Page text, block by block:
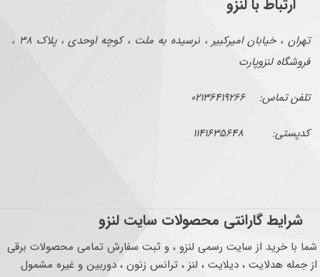
ارتباط با لنزو
تهران ، خیابان امیرکبیر ، نرسیده به ملت ، کوچه اوحدی ، پلاک ۳۸ ،
فروشگاه لنزوپارت
تلفن تماس: ۰۲۱۳۶۴۱۹۲۶۶
کدپستی: ۱۱۴۱۶۳۵۶۴۸
شرایط گارانتی محصولات سایت لنزو
شما با خرید از سایت رسمی لنزو ، و ثبت سفارش تمامی محصولات برقی
از جمله هدلایت ، دیلایت ، لنز ، ترانس زنون ، دوربین و غیره مشمول